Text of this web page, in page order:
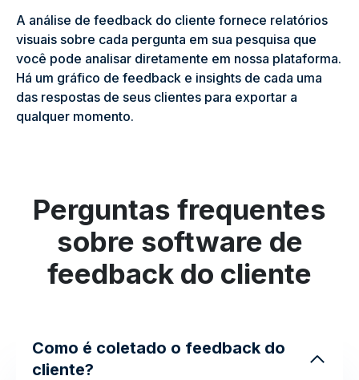
A análise de feedback do cliente fornece relatórios
visuais sobre cada pergunta em sua pesquisa que
você pode analisar diretamente em nossa plataforma.
Há um gráfico de feedback e insights de cada uma
das respostas de seus clientes para exportar a
qualquer momento.
Perguntas frequentes
sobre software de
feedback do cliente
Como é coletado o feedback do
cliente?